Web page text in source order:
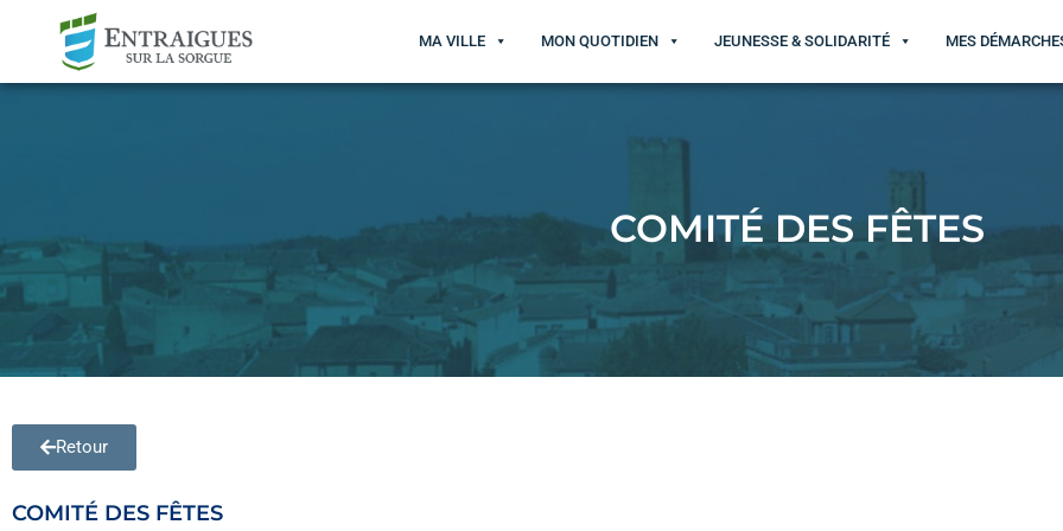
MA VILLE MON QUOTIDIEN JEUNESSE & SOLIDARITÉ MES
COMITÉ DES FÊTES
Retour
COMITÉ DES FÊTES